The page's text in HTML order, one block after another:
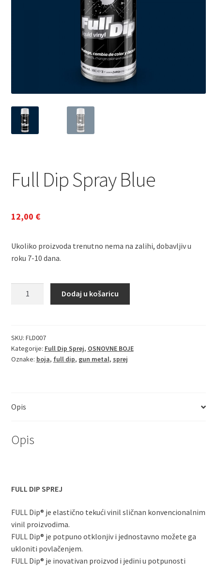
Full Dip Spray Blue
12,00 €
Ukoliko proizvoda trenutno nema na zalihi, dobavljiv u
roku 7-10 dana.
količina
Dodaj u košaricu
SKU: FLD007
Kategorije: Full Dip Sprej, OSNOVNE BOJE
Oznake: boja, full dip, gun metal, sprej
Opis
Opis
FULL DIP SPREJ
FULL Dip® je elastično tekući vinil sličnan konvencionalnim
vinil proizvodima.
FULL Dip® je potpuno otklonjiv i jednostavno možete ga
ukloniti povlačenjem.
FULL Dip® je inovativan proizvod i jedini u potpunosti